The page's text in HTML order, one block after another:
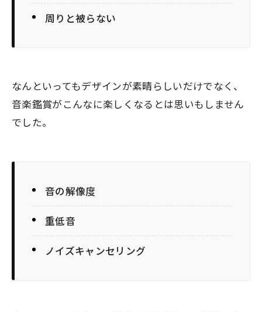
周りと被らない
なんといってもデザインが素晴らしいだけでなく、
音楽鑑賞がこんなに楽しくなるとは思いもしません
でした。
音の解像度
重低音
ノイズキャンセリング